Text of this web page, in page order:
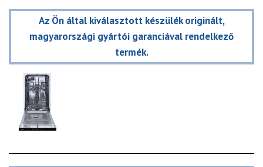
Az Ön által kiválasztott készülék originált,
magyarországi gyártói garanciával rendelkező
termék.